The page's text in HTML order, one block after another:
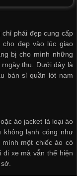
chỉ phái đẹpcung cấp
đẹp vào lúc giao
bị cho mình những
thu. Dưới đây là
bán sỉ quần lót nam
áo jacket là loại áo
không lạnh cóng như
một chiếc áo có
xe mà vẫn thể hiện